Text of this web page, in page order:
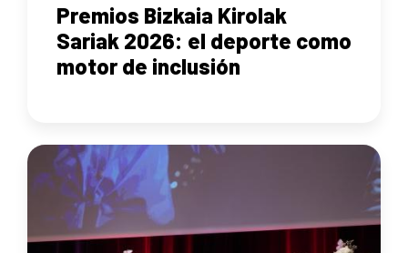
Premios Bizkaia Kirolak
Sariak 2026: el deporte como
motor de inclusión